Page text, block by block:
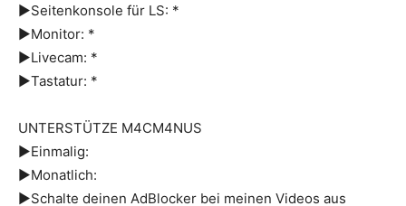
►Seitenkonsole für LS: *
►Monitor: *
►Livecam: *
►Tastatur: *
UNTERSTÜTZE M4CM4NUS
►Einmalig:
►Monatlich:
►Schalte deinen AdBlocker bei meinen Videos aus